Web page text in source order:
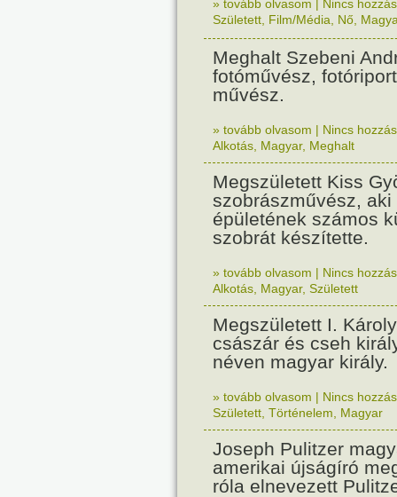
» tovább olvasom | Nincs
Született Film/Média Nő
Meghalt Szebeni
fotóművész,
művész.
» tovább olvasom | Nincs
Alkotás Magyar, Meghalt
Megszületett Kiss
szobrászművész, aki
épületének számos
szobrát készítette.
» tovább olvasom | Nincs
Alkotás Magyar, Született
Megszületett I.
császár és cseh
néven magyar király.
» tovább olvasom | Nincs
Született Történelem Magyar
Joseph Pulitzer
amerikai újságíró
róla elnevezett